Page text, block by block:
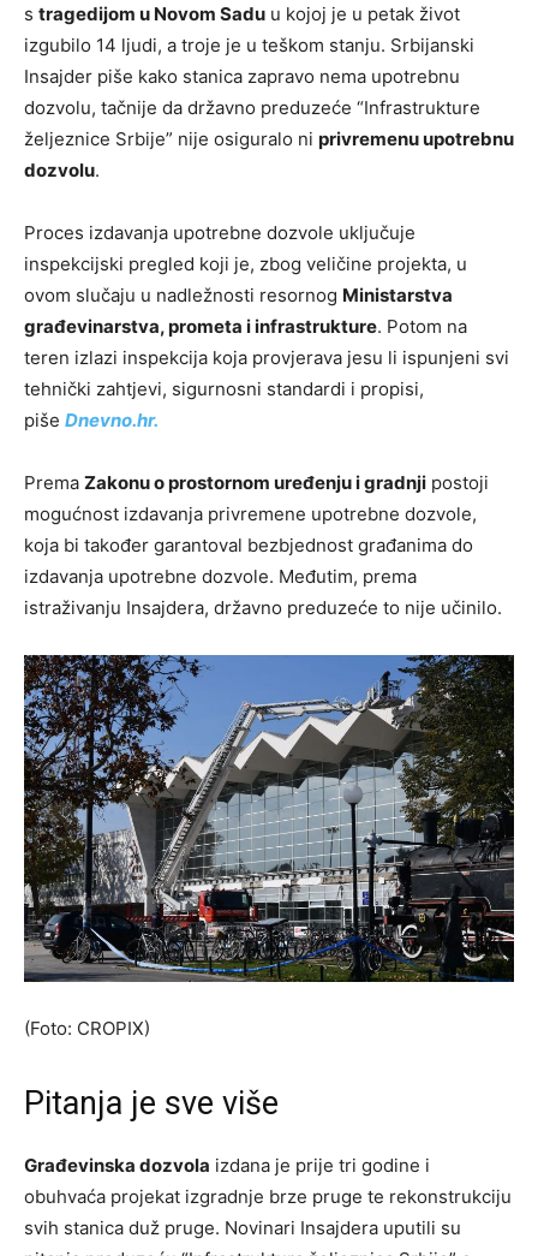
s tragedijom u Novom Sadu u kojoj je u petak život
izgubilo 14 ljudi, a troje je u teškom stanju. Srbijanski
Insajder piše kako stanica zapravo nema upotrebnu
dozvolu, tačnije da državno preduzeće “Infrastrukture
željeznice Srbije” nije osiguralo ni privremenu upotrebnu
dozvolu.
Proces izdavanja upotrebne dozvole uključuje
inspekcijski pregled koji je, zbog veličine projekta, u
ovom slučaju u nadležnosti resornog Ministarstva
građevinarstva, prometa i infrastrukture. Potom na
teren izlazi inspekcija koja provjerava jesu li ispunjeni svi
tehnički zahtjevi, sigurnosni standardi i propisi,
piše Dnevno.hr.
Prema Zakonu o prostornom uređenju i gradnji postoji
mogućnost izdavanja privremene upotrebne dozvole,
koja bi također garantoval bezbjednost građanima do
izdavanja upotrebne dozvole. Međutim, prema
istraživanju Insajdera, državno preduzeće to nije učinilo.
(Foto: CROPIX)
Pitanja je sve više
Građevinska dozvola izdana je prije tri godine i
obuhvaća projekat izgradnje brze pruge te rekonstrukciju
svih stanica duž pruge. Novinari Insajdera uputili su